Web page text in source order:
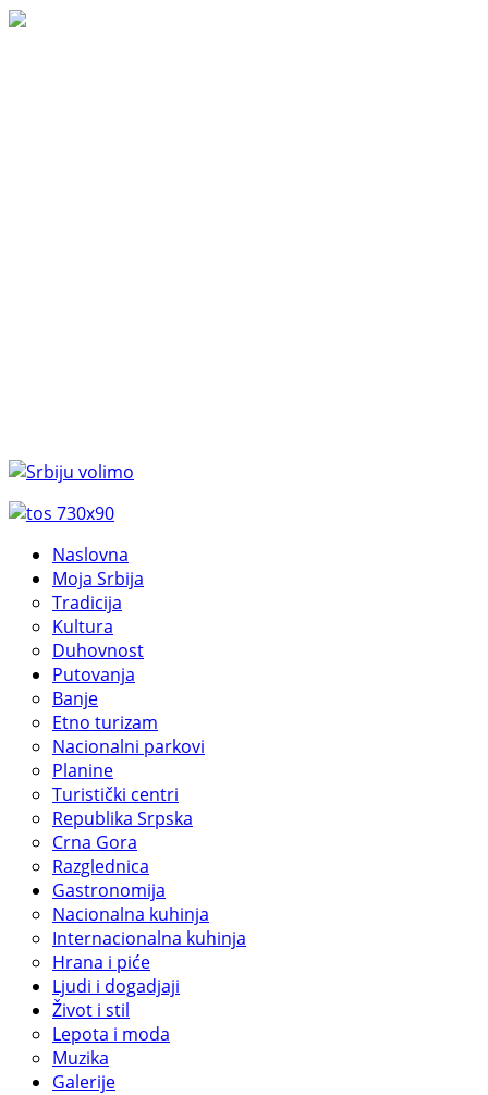
Naslovna
Moja Srbija
Tradicija
Kultura
Duhovnost
Putovanja
Banje
Etno turizam
Nacionalni parkovi
Planine
Turistički centri
Republika Srpska
Crna Gora
Razglednica
Gastronomija
Nacionalna kuhinja
Internacionalna kuhinja
Hrana i piće
Ljudi i dogadjaji
Život i stil
Lepota i moda
Muzika
Galerije